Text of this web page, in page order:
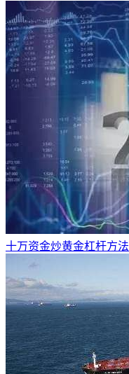
十万资金炒黄金杠杆方法